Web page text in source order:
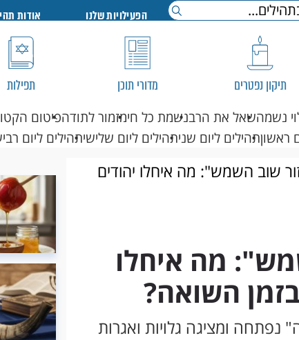
הפעילויות שלנו אודות
תיקון נפטרים מדורי תוכן תפילות
נשמהשאל את הרבנשמת כל חימזמור לתודהפיטום
ראשוןתהילים ליום שניתהילים ליום שלישיתהילים ליום
שוב השמש": מה איחלו יהודים
מה איחלו
השואה?
ומציגה גלויות ואגרות